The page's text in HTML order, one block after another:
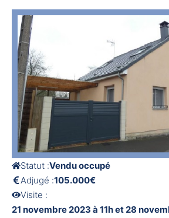
Statut :Vendu occupé
Adjugé :105.000€
Visite :
21 novembre 2023 à 11h et 28